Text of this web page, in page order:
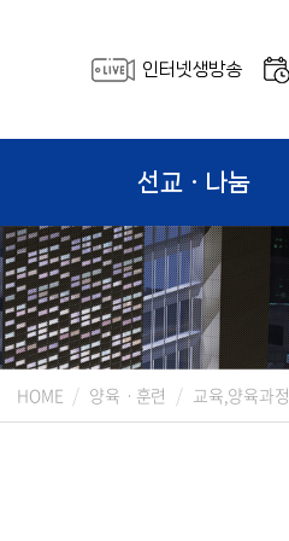
인터넷생방송
선교ㆍ나눔
HOME 양육ㆍ훈련 교육,양육과정